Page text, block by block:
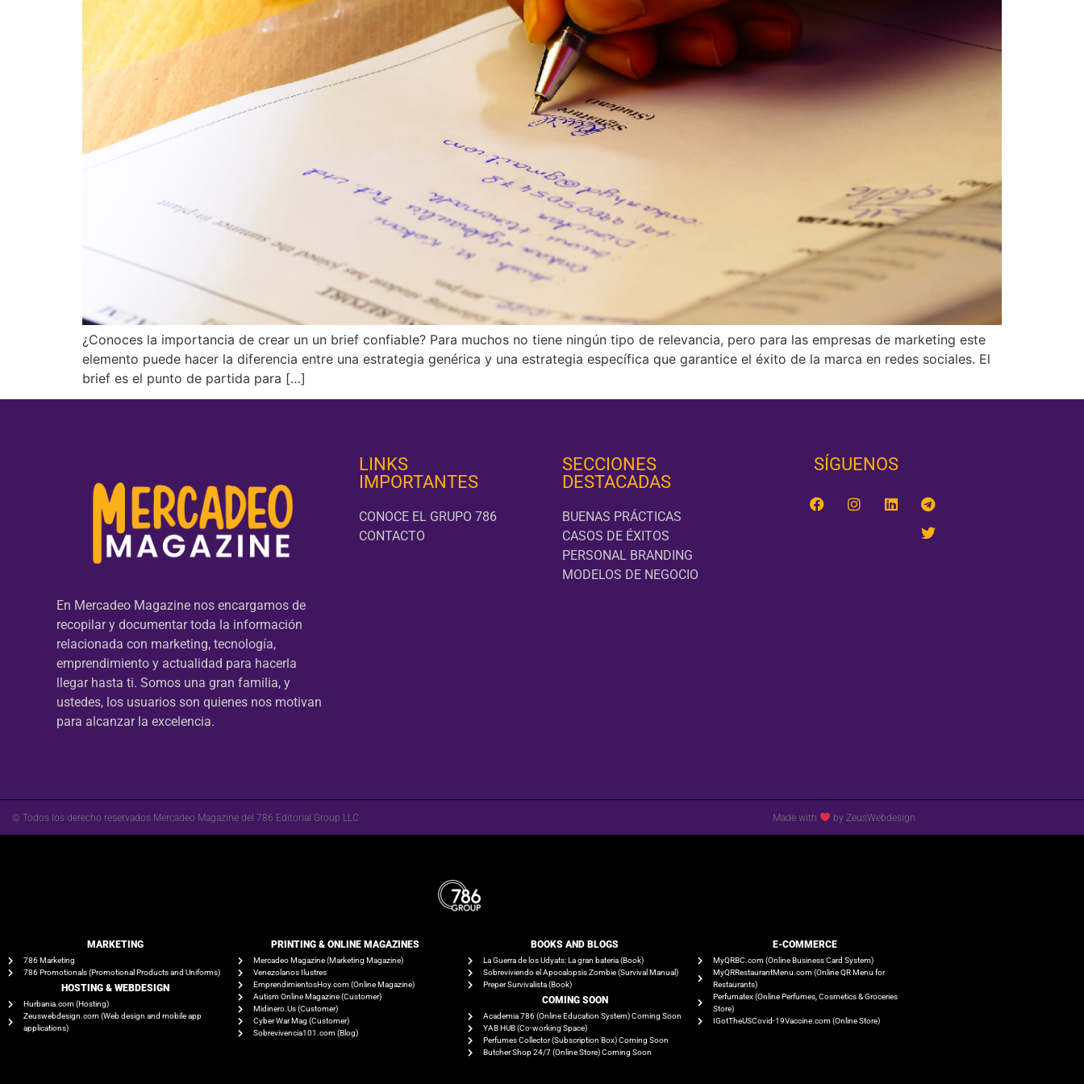
¿Conoces la importancia de crear un un brief confiable? Para muchos no tiene ningún tipo de relevancia, pero para las empresas de marketing este
elemento puede hacer la diferencia entre una estrategia genérica y una estrategia específica que garantice el éxito de la marca en redes sociales. El
brief es el punto de partida para […]
En Mercadeo Magazine nos encargamos de
recopilar y documentar toda la información
relacionada con marketing, tecnología,
emprendimiento y actualidad para hacerla
llegar hasta ti. Somos una gran familia, y
ustedes, los usuarios son quienes nos motivan
para alcanzar la excelencia.
LINKS
IMPORTANTES
CONOCE EL GRUPO 786
CONTACTO
SECCIONES
DESTACADAS
BUENAS PRÁCTICAS
CASOS DE ÉXITOS
PERSONAL BRANDING
MODELOS DE NEGOCIO
SÍGUENOS‎
© Todos los derecho reservados Mercadeo Magazine del 786 Editorial Group LLC Made with by ZeusWebdesign
MARKETING
786 Marketing
786 Promotionals (Promotional Products and Uniforms)
HOSTING & WEBDESIGN
Hurbania.com (Hosting)
Zeuswebdesign.com (Web design and mobile app
applications)
PRINTING & ONLINE MAGAZINES
Mercadeo Magazine (Marketing Magazine)
Venezolanos Ilustres
EmprendimientosHoy.com (Online Magazine)
Autism Online Magazine (Customer)
Midinero.Us (Customer)
Cyber War Mag (Customer)
Sobrevivencia101.com (Blog)
BOOKS AND BLOGS​
La Guerra de los Udyats: La gran bateria (Book)
Sobreviviendo el Apocalopsis Zombie (Survival Manual)
Preper Survivalista (Book)
COMING SOON
Academia 786 (Online Education System) Coming Soon
YAB HUB (Co-working Space)
Perfumes Collector (Subscription Box) Coming Soon
Butcher Shop 24/7 (Online Store) Coming Soon
E-COMMERCE
MyQRBC.com (Online Business Card System)
MyQRRestaurantMenu.com (Online QR Menu for
Restaurants)
Perfumatex (Online Perfumes, Cosmetics & Groceries
Store)
IGotTheUSCovid-19Vaccine.com (Online Store)